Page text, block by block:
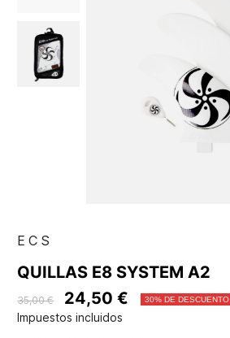
ECS
QUILLAS E8 SYSTEM A2
35,00 € 24,50 € 30% DE DESCUENTO
Impuestos incluidos